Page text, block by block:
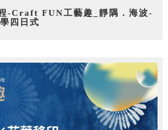
-Craft FUN工藝趣_靜隅．海波-
四日式